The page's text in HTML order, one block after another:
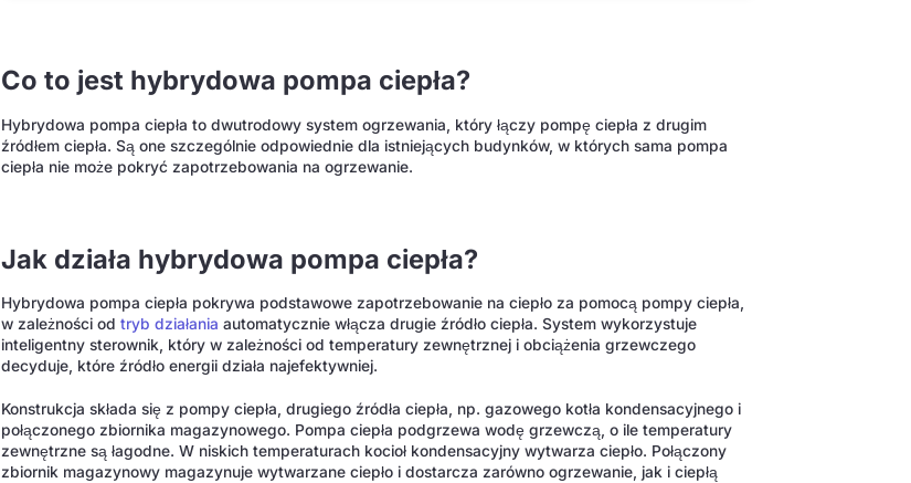
Co to jest hybrydowa pompa ciepła?
Hybrydowa pompa ciepła to dwutrodowy system ogrzewania, który łączy pompę ciepła z drugim
źródłem ciepła. Są one szczególnie odpowiednie dla istniejących budynków, w których sama pompa
ciepła nie może pokryć zapotrzebowania na ogrzewanie.
Jak działa hybrydowa pompa ciepła?
Hybrydowa pompa ciepła pokrywa podstawowe zapotrzebowanie na ciepło za pomocą pompy ciepła,
w zależności odtryb działania automatycznie włącza drugie źródło ciepła. System wykorzystuje
inteligentny sterownik, który w zależności od temperatury zewnętrznej i obciążenia grzewczego
decyduje, które źródło energii działa najefektywniej.
Konstrukcja składa się z pompy ciepła, drugiego źródła ciepła, np. gazowego kotła kondensacyjnego i
połączonego zbiornika magazynowego. Pompa ciepła podgrzewa wodę grzewczą, o ile temperatury
zewnętrzne są łagodne. W niskich temperaturach kocioł kondensacyjny wytwarza ciepło. Połączony
zbiornik magazynowy magazynuje wytwarzane ciepło i dostarcza zarówno ogrzewanie, jak i ciepłą